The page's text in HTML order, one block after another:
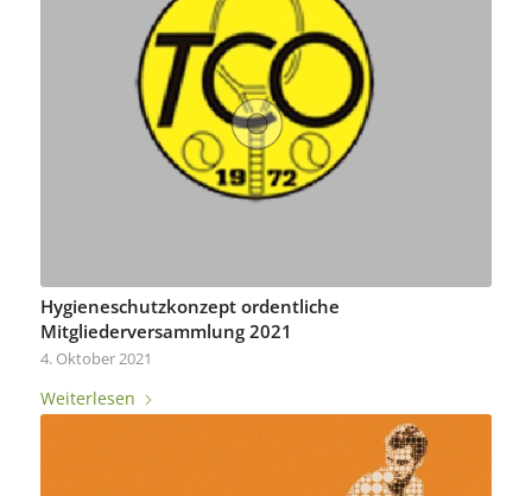
Hygieneschutzkonzept ordentliche
Mitgliederversammlung 2021
4. Oktober 2021
Weiterlesen